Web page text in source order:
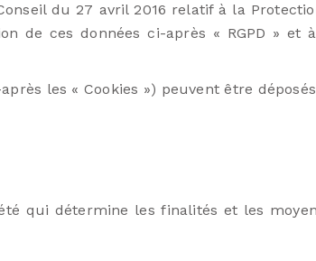
du 27 avril 2016 relatif à la
de ces données ci-après « RGPD » et
les « Cookies ») peuvent être
qui détermine les finalités et les